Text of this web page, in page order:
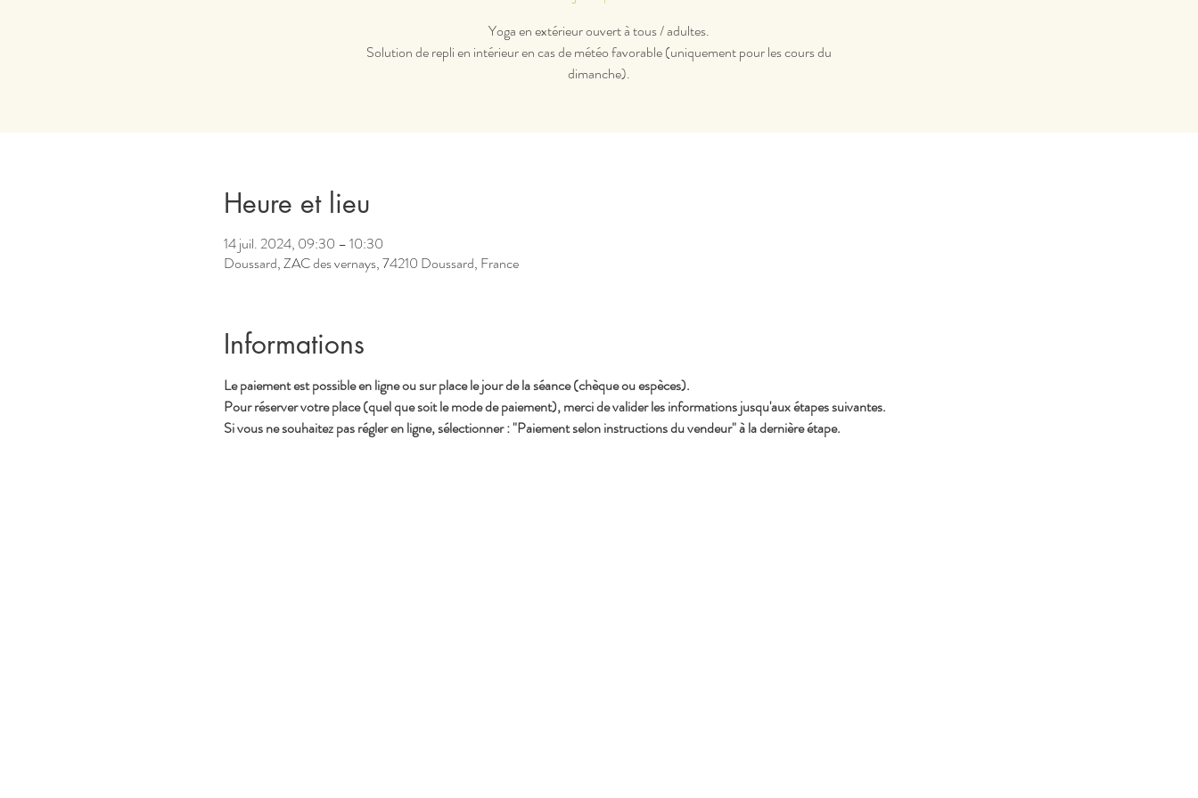
Yoga en extérieur ouvert à tous / adultes.
Solution de repli en intérieur en cas de météo favorable (uniquement pour les cours du
dimanche).
Heure et lieu
14 juil. 2024, 09:30 – 10:30
Doussard, ZAC des vernays, 74210 Doussard, France
Informations
Le paiement est possible en ligne ou sur place le jour de la séance (chèque ou espèces).
Pour réserver votre place (quel que soit le mode de paiement), merci de valider les informations jusqu'aux étapes suivantes.
Si vous ne souhaitez pas régler en ligne, sélectionner : "Paiement selon instructions du vendeur" à la dernière étape.